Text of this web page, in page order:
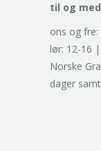
til og
ons og
lør: 12-16
Norske
dager